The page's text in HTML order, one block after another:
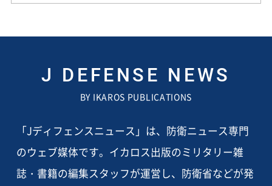
J DEFENSE NEWS
BY IKAROS PUBLICATIONS
「Jディフェンスニュース」は、防衛ニュース専門
のウェブ媒体です。イカロス出版のミリタリー雑
誌・書籍の編集スタッフが運営し、防衛省などが発